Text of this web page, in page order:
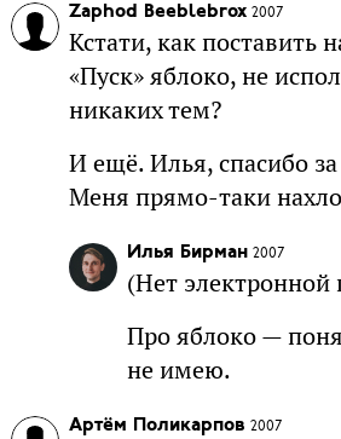
Zaphod Beeblebrox 2007
Кстати, как поставить
«Пуск» яблоко, не
никаких тем?
И ещё. Илья, спасибо за
Меня прямо-таки
Илья Бирман 2007
(Нет электронной
Про яблоко —
не имею.
Артём Поликарпов 2007